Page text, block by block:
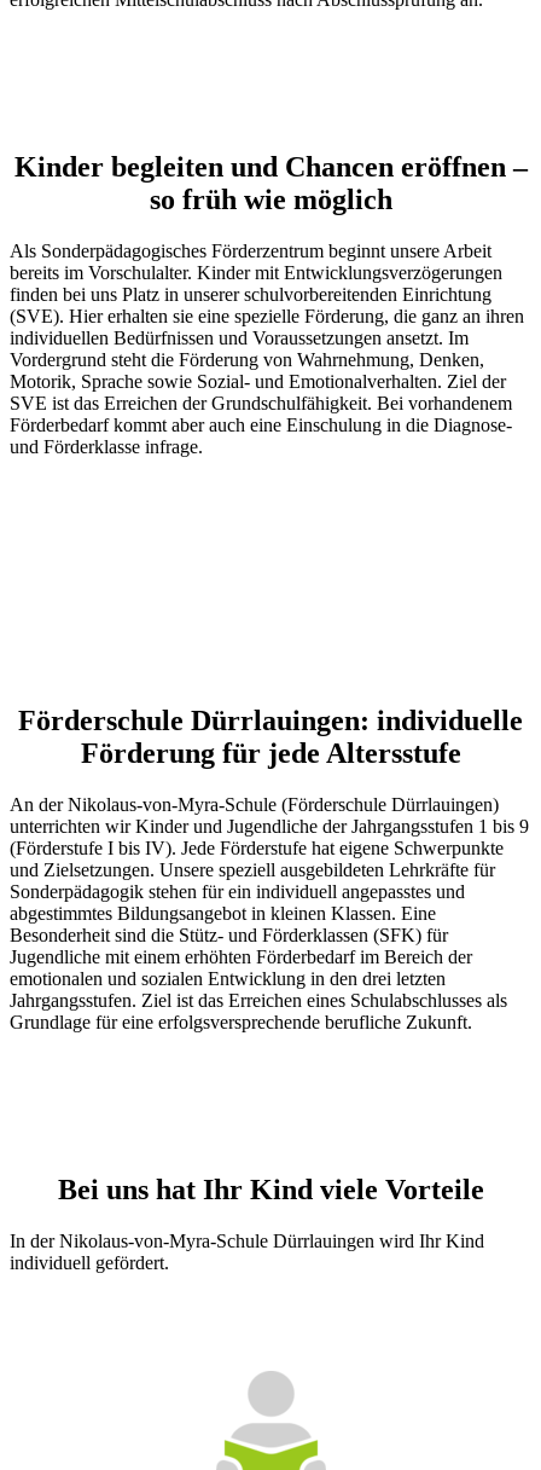
Kinder begleiten und Chancen eröffnen –
so früh wie möglich
Als Sonderpädagogisches Förderzentrum beginnt unsere Arbeit
bereits im Vorschulalter. Kinder mit Entwicklungsverzögerungen
finden bei uns Platz in unserer schulvorbereitenden Einrichtung
(SVE). Hier erhalten sie eine spezielle Förderung, die ganz an ihren
individuellen Bedürfnissen und Voraussetzungen ansetzt. Im
Vordergrund steht die Förderung von Wahrnehmung, Denken,
Motorik, Sprache sowie Sozial- und Emotionalverhalten. Ziel der
SVE ist das Erreichen der Grundschulfähigkeit. Bei vorhandenem
Förderbedarf kommt aber auch eine Einschulung in die Diagnose-
und Förderklasse infrage.
Förderschule Dürrlauingen: individuelle
Förderung für jede Altersstufe
An der Nikolaus-von-Myra-Schule (Förderschule Dürrlauingen)
unterrichten wir Kinder und Jugendliche der Jahrgangsstufen 1 bis 9
(Förderstufe I bis IV). Jede Förderstufe hat eigene Schwerpunkte
und Zielsetzungen. Unsere speziell ausgebildeten Lehrkräfte für
Sonderpädagogik stehen für ein individuell angepasstes und
abgestimmtes Bildungsangebot in kleinen Klassen. Eine
Besonderheit sind die Stütz- und Förderklassen (SFK) für
Jugendliche mit einem erhöhten Förderbedarf im Bereich der
emotionalen und sozialen Entwicklung in den drei letzten
Jahrgangsstufen. Ziel ist das Erreichen eines Schulabschlusses als
Grundlage für eine erfolgsversprechende berufliche Zukunft.
Bei uns hat Ihr Kind viele Vorteile
In der Nikolaus-von-Myra-Schule Dürrlauingen wird Ihr Kind
individuell gefördert.